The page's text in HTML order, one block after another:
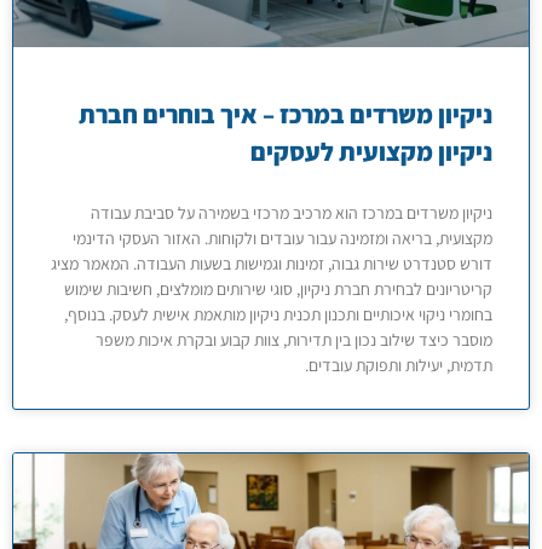
ניקיון משרדים במרכז – איך בוחרים חברת
ניקיון מקצועית לעסקים
ניקיון משרדים במרכז הוא מרכיב מרכזי בשמירה על סביבת עבודה
מקצועית, בריאה ומזמינה עבור עובדים ולקוחות. האזור העסקי הדינמי
דורש סטנדרט שירות גבוה, זמינות וגמישות בשעות העבודה. המאמר מציג
קריטריונים לבחירת חברת ניקיון, סוגי שירותים מומלצים, חשיבות שימוש
בחומרי ניקוי איכותיים ותכנון תכנית ניקיון מותאמת אישית לעסק. בנוסף,
מוסבר כיצד שילוב נכון בין תדירות, צוות קבוע ובקרת איכות משפר
תדמית, יעילות ותפוקת עובדים.